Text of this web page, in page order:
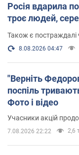
Росія вдарила
троє людей,
Також є постраждалі
8.08.2026 04:47
"Верніть
поспіль
Фото і відео
Учасники акцій
7.08.2026 22:22 2,6